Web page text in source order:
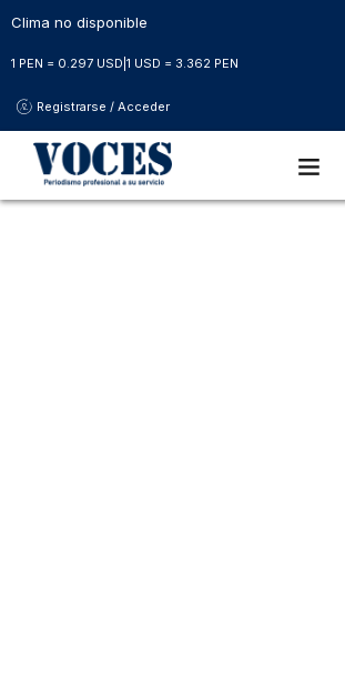
Clima no disponible
1 PEN = 0.297 USD 1 USD = 3.362 PEN
Registrarse / Acceder